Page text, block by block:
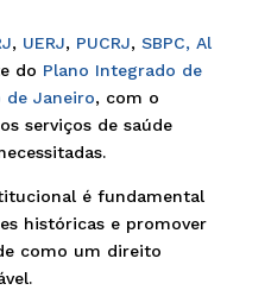
, UERJ, PUCRJ, SBPC, Al
do Plano Integrado de
de Janeiro, com o
serviços de saúde
é fundamental
históricas e promover
como um direito